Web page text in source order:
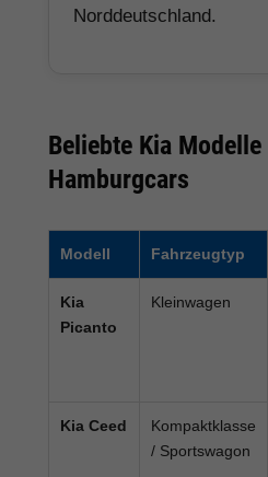
Norddeutschland.
Beliebte Kia Modelle
Hamburgcars
Modell Fahrzeugtyp
Kia
Picanto
Kleinwagen
Kia Ceed
Kompaktklasse
/ Sportswagon